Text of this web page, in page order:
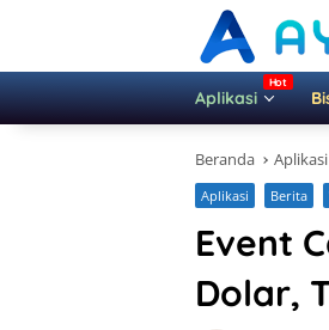
Aplikasi
Beranda Aplikasi
Aplikasi Berita
Event
Dolar,